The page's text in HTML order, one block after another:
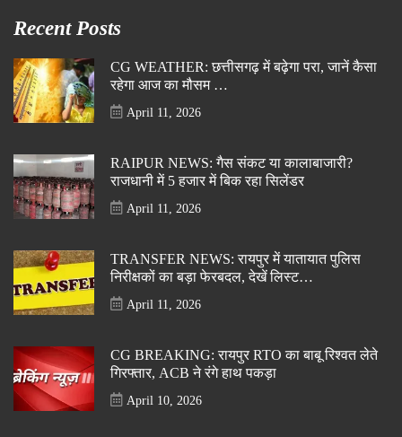
Recent Posts
CG WEATHER: छत्तीसगढ़ में बढ़ेगा परा, जानें कैसा
रहेगा आज का मौसम …
April 11, 2026
RAIPUR NEWS: गैस संकट या कालाबाजारी?
राजधानी में 5 हजार में बिक रहा सिलेंडर
April 11, 2026
TRANSFER NEWS: रायपुर में यातायात पुलिस
निरीक्षकों का बड़ा फेरबदल, देखें लिस्ट…
April 11, 2026
CG BREAKING: रायपुर RTO का बाबू रिश्वत लेते
गिरफ्तार, ACB ने रंगे हाथ पकड़ा
April 10, 2026